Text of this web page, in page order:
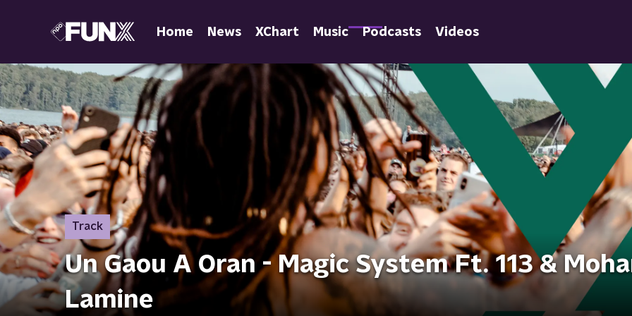
Home News XChart Music Podcasts Videos
Track
Un Gaou A Oran - Magic System Ft. 113 &
Lamine